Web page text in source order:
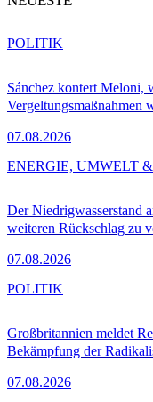
Sánchez kontert Meloni,
Vergeltungsmaßnahmen
07.08.2026
POLITIK
Der Niedrigwasserstand
weiteren Rückschlag zu
07.08.2026
ENERGIE, UMWELT
Großbritannien meldet
Bekämpfung der
07.08.2026
POLITIK